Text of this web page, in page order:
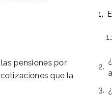
pensiones por
que la